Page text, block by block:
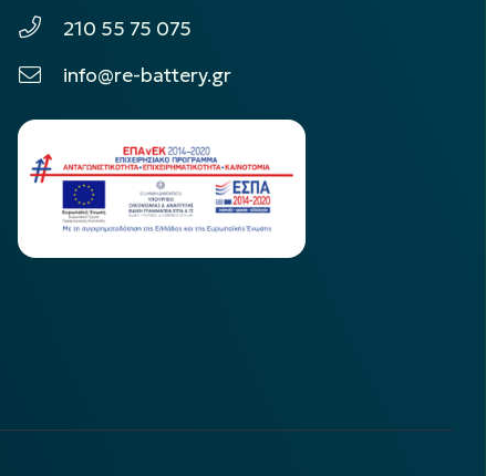
210 55 75 075
info@re-battery.gr